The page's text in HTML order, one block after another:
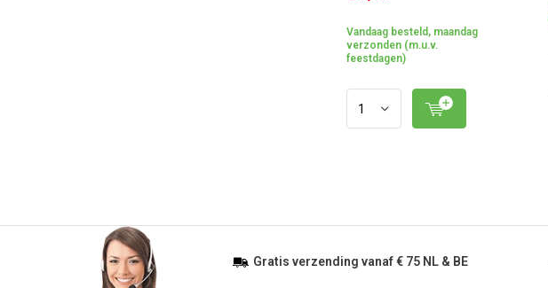
Vandaag besteld, maandag
verzonden (m.u.v.
feestdagen)
Gratis verzending vanaf€ 75 NL & BE